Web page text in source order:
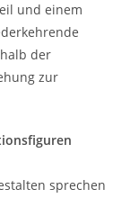
und einem
der
zur
sprechen